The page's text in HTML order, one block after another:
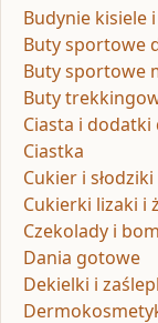
Budynie kisiele
Buty sportowe
Buty sportowe
Buty
Ciasta i dodatki
Ciastka
Cukier i słodziki
Cukierki lizaki i
Czekolady i
Dania gotowe
Dekielki i